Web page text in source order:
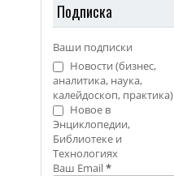
Подписка
Ваши подписки
Новости (бизнес,
аналитика, наука,
калейдоскоп, практика)
Новое в
Энциклопедии,
Библиотеке и
Технологиях
Ваш Email*